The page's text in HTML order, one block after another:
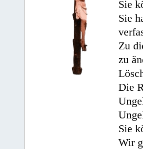
Sie
Sie
Zu
zu
Die
Sie
Wir